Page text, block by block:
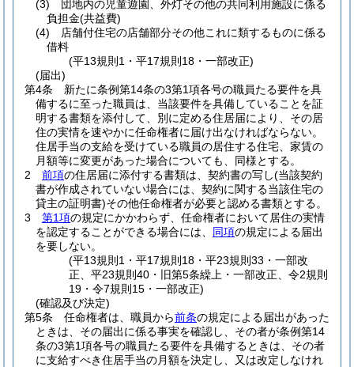
(3)
団地内の児童遊園、外灯その他の共同利用施設に係る
負担金(共益費)
(4)
店舗付住宅の店舗部分その他これに類するものに係る
借料
(平13規則1・平17規則18・一部改正)
(届出)
第4条
新たに条例第14条の3第1項各号の職員たる要件を具
備するに至った職員は、当該要件を具備していることを証
明する書類を添付して、別に定める住居届により、その居
住の実情を速やかに任命権者に届け出なければならない。
住居手当の支給を受けている職員の居住する住宅、家賃の
月額等に変更があった場合についても、同様とする。
2
前項の住居届に添付する書類は、契約書の写し(当該契約
書が作成されていない場合には、契約に関する当該住宅の
貸主の証明書)その他任命権者が必要と認める書類とする。
3
第1項の規定にかかわらず、任命権者において居住の実情
を認定することができる場合には、 同項の規定による届出
を要しない。
(平13規則1・平17規則18・平23規則33・一部改
正、平23規則40・旧第5条繰上・一部改正、令2規則
19・令7規則15・一部改正)
(確認及び決定)
第5条
任命権者は、職員から前条の規定による届出があった
ときは、その届出に係る事実を確認し、その者が条例第14
条の3第1項各号の職員たる要件を具備するときは、その者
に支給すべき住居手当の月額を決定し、又は改定しなけれ